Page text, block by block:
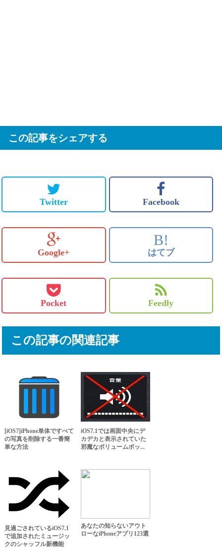
この記事をシェアする
Twitter Facebook
Google+
B!
はてブ
Pocket Feedly
この記事の関連記事
[iOS7]iPhone単体ですべて
の写真を削除する一番簡
単な方法
iOS7.1では画面中央にデ
カデカと表示されていた
邪魔なボリュームポッ...
見過ごされているiOS7.1
で追加されたミュージッ
クのシャッフル新機能
あなたの知らないアウト
ローなiPhoneアプリ123選